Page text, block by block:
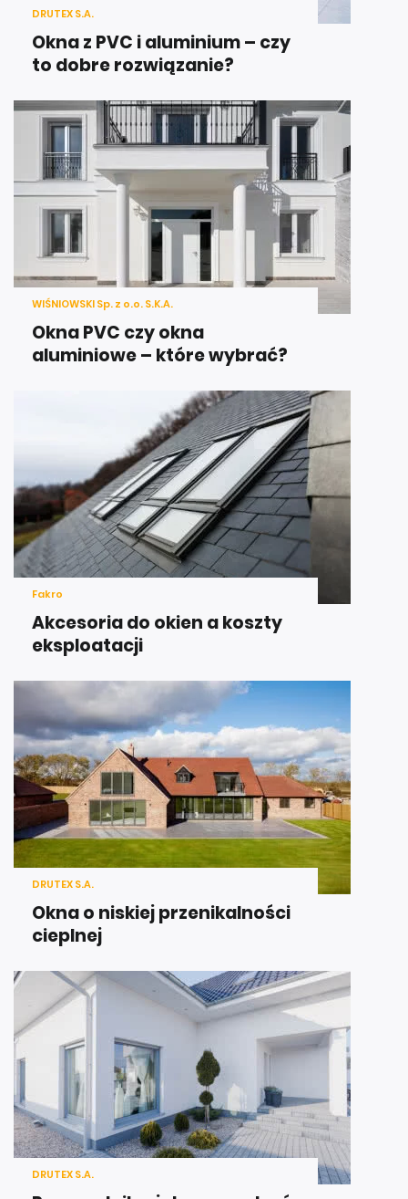
DRUTEX S.A.
Okna z PVC i aluminium – czy
to dobre rozwiązanie?
WIŚNIOWSKI Sp. z o.o. S.K.A.
Okna PVC czy okna
aluminiowe – które wybrać?
Fakro
Akcesoria do okien a koszty
eksploatacji
DRUTEX S.A.
Okna o niskiej przenikalności
cieplnej
DRUTEX S.A.